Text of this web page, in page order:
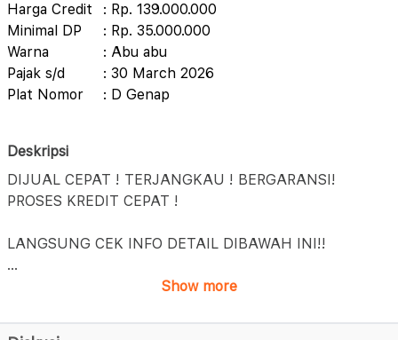
Harga Credit
: Rp. 139.000.000
Minimal DP
: Rp. 35.000.000
Warna
: Abu abu
Pajak s/d
: 30 March 2026
Plat Nomor
: D Genap
Deskripsi
DIJUAL CEPAT ! TERJANGKAU ! BERGARANSI!
PROSES KREDIT CEPAT !
LANGSUNG CEK INFO DETAIL DIBAWAH INI!!
...
Show more